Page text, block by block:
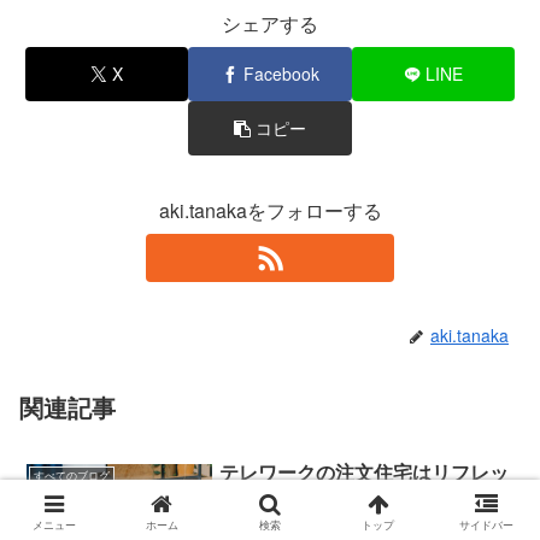
シェアする
X Facebook LINE
コピー
aki.tanakaをフォローする
aki.tanaka
関連記事
すべてのブログ
テレワークの注文住宅はリフレッ
シュ間取りでうまくゆく
注文住宅で家を建てる際にテレワーク、
メニュー ホーム 検索 トップ サイドバー